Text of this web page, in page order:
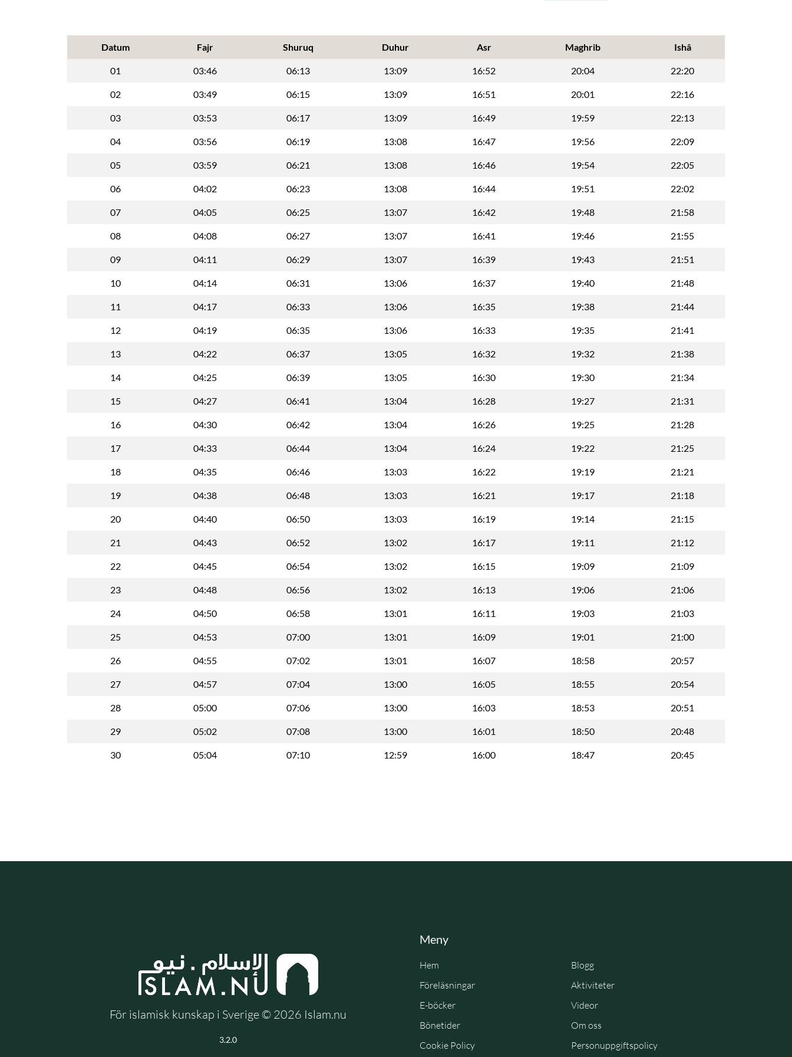
Datum Fajr Shuruq Duhur Asr Maghrib Ishâ
01 03:46 06:13 13:09 16:52 20:04 22:20
02 03:49 06:15 13:09 16:51 20:01 22:16
03 03:53 06:17 13:09 16:49 19:59 22:13
04 03:56 06:19 13:08 16:47 19:56 22:09
05 03:59 06:21 13:08 16:46 19:54 22:05
06 04:02 06:23 13:08 16:44 19:51 22:02
07 04:05 06:25 13:07 16:42 19:48 21:58
08 04:08 06:27 13:07 16:41 19:46 21:55
09 04:11 06:29 13:07 16:39 19:43 21:51
10 04:14 06:31 13:06 16:37 19:40 21:48
11 04:17 06:33 13:06 16:35 19:38 21:44
12 04:19 06:35 13:06 16:33 19:35 21:41
13 04:22 06:37 13:05 16:32 19:32 21:38
14 04:25 06:39 13:05 16:30 19:30 21:34
15 04:27 06:41 13:04 16:28 19:27 21:31
16 04:30 06:42 13:04 16:26 19:25 21:28
17 04:33 06:44 13:04 16:24 19:22 21:25
18 04:35 06:46 13:03 16:22 19:19 21:21
19 04:38 06:48 13:03 16:21 19:17 21:18
20 04:40 06:50 13:03 16:19 19:14 21:15
21 04:43 06:52 13:02 16:17 19:11 21:12
22 04:45 06:54 13:02 16:15 19:09 21:09
23 04:48 06:56 13:02 16:13 19:06 21:06
24 04:50 06:58 13:01 16:11 19:03 21:03
25 04:53 07:00 13:01 16:09 19:01 21:00
26 04:55 07:02 13:01 16:07 18:58 20:57
27 04:57 07:04 13:00 16:05 18:55 20:54
28 05:00 07:06 13:00 16:03 18:53 20:51
29 05:02 07:08 13:00 16:01 18:50 20:48
30 05:04 07:10 12:59 16:00 18:47 20:45
För islamisk kunskap i Sverige © 2026 Islam.nu
3.2.0
Meny
Hem
Blogg
Föreläsningar
Aktiviteter
E-böcker
Videor
Bönetider
Om oss
Cookie Policy
Personuppgiftspolicy